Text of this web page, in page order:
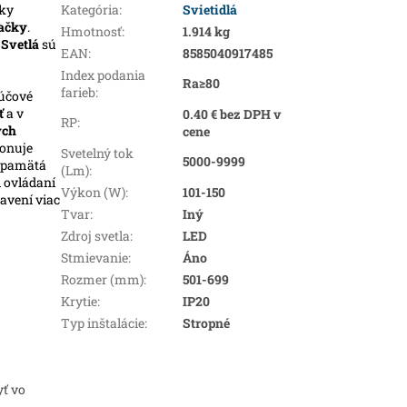
.
Svetlású
a v
ovládaní
viac
vo
Kategória:
Svietidlá
Hmotnosť:
1.914 kg
EAN:
8585040917485
Index podania
farieb:
Ra≥80
RP:
0.40 € bez DPH v
cene
Svetelný tok
(Lm):
5000-9999
Výkon (W):
101-150
Tvar:
Iný
Zdroj svetla:
LED
Stmievanie:
Áno
Rozmer (mm):
501-699
Krytie:
IP20
Typ inštalácie: Stropné